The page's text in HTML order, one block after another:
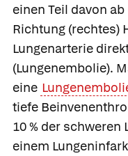
einen Teil davon
Richtung (rechtes)
Lungenarterie
(Lungenembolie).
eine
tiefe
10 % der
einem